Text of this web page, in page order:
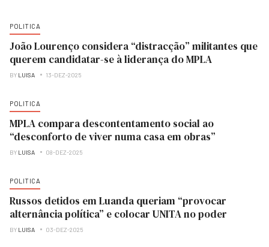
POLITICA
João Lourenço considera “distracção” militantes que
querem candidatar-se à liderança do MPLA
BY LUISA 13-DEZ-2025
POLITICA
MPLA compara descontentamento social ao
“desconforto de viver numa casa em obras”
BY LUISA 08-DEZ-2025
POLITICA
Russos detidos em Luanda queriam “provocar
alternância política” e colocar UNITA no poder
BY LUISA 03-DEZ-2025